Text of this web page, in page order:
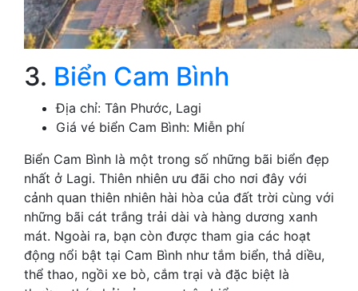
3. Biển Cam Bình
Địa chỉ: Tân Phước, Lagi
Giá vé biển Cam Bình: Miễn phí
Biển Cam Bình là một trong số những bãi biển đẹp
nhất ở Lagi. Thiên nhiên ưu đãi cho nơi đây với
cảnh quan thiên nhiên hài hòa của đất trời cùng với
những bãi cát trắng trải dài và hàng dương xanh
mát. Ngoài ra, bạn còn được tham gia các hoạt
động nổi bật tại Cam Bình như tắm biển, thả diều,
thể thao, ngồi xe bò, cắm trại và đặc biệt là